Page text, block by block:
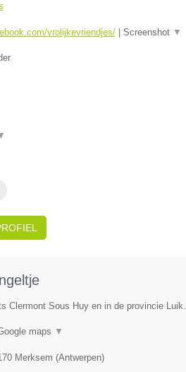
vrolijkevriendjes/| Screenshot ▼
Clermont Sous Huy en in de provincie Luik.
maps ▼
Merksem (Antwerpen)